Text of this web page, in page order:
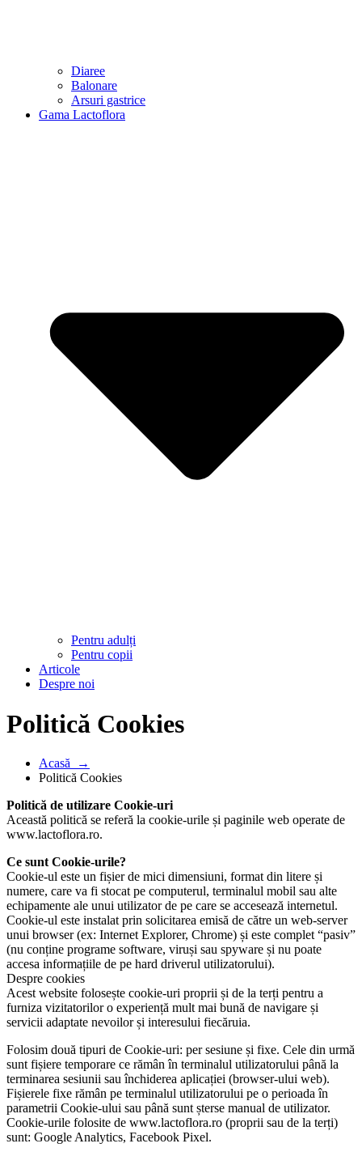
Diaree
Balonare
Arsuri gastrice
Gama Lactoflora
Pentru adulți
Pentru copii
Articole
Despre noi
Politică Cookies
Acasă →
Politică Cookies
Politică de utilizare Cookie-uri
Această politică se referă la cookie-urile și paginile web operate de
www.lactoflora.ro.
Ce sunt Cookie-urile?
Cookie-ul este un fișier de mici dimensiuni, format din litere și
numere, care va fi stocat pe computerul, terminalul mobil sau alte
echipamente ale unui utilizator de pe care se accesează internetul.
Cookie-ul este instalat prin solicitarea emisă de către un web-server
unui browser (ex: Internet Explorer, Chrome) și este complet “pasiv”
(nu conține programe software, viruși sau spyware și nu poate
accesa informațiile de pe hard driverul utilizatorului).
Despre cookies
Acest website folosește cookie-uri proprii și de la terți pentru a
furniza vizitatorilor o experiență mult mai bună de navigare și
servicii adaptate nevoilor și interesului fiecăruia.
Folosim două tipuri de Cookie-uri: per sesiune și fixe. Cele din urmă
sunt fișiere temporare ce rămân în terminalul utilizatorului până la
terminarea sesiunii sau închiderea aplicației (browser-ului web).
Fișierele fixe rămân pe terminalul utilizatorului pe o perioada în
parametrii Cookie-ului sau până sunt șterse manual de utilizator.
Cookie-urile folosite de www.lactoflora.ro (proprii sau de la terți)
sunt: Google Analytics, Facebook Pixel.